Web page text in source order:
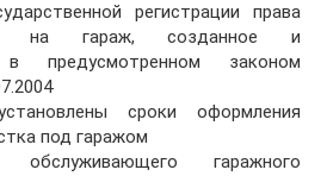
регистрации права
на гараж, созданное и
в предусмотренном законом
сроки оформления
под гаражом
гаражного